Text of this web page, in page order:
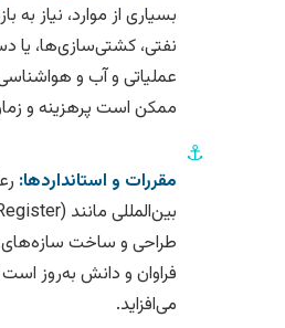
بسیاری از موارد، نیاز به
نفتی، کشتی‌سازی‌ها، یا
عملیاتی و آب و
ممکن است پرهزینه و
⚓
مقررات و استانداردها:
طراحی و ساخت سازه‌های
فراوان و دانش به‌روز
می‌افزاید.